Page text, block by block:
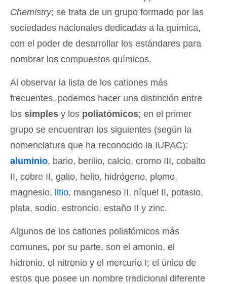
Chemistry; se trata de un grupo formado por las
sociedades nacionales dedicadas a la química,
con el poder de desarrollar los estándares para
nombrar los compuestos químicos.
Al observar la lista de los cationes más
frecuentes, podemos hacer una distinción entre
los simples y los poliatómicos; en el primer
grupo se encuentran los siguientes (según la
nomenclatura que ha reconocido la IUPAC):
aluminio, bario, berilio, calcio, cromo III, cobalto
II, cobre II, galio, helio, hidrógeno, plomo,
magnesio, litio, manganeso II, níquel II, potasio,
plata, sodio, estroncio, estaño II y zinc.
Algunos de los cationes poliatómicos más
comunes, por su parte, son el amonio, el
hidronio, el nitronio y el mercurio I; el único de
estos que posee un nombre tradicional diferente